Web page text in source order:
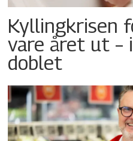
Kyllingkrisen
vare året ut –
doblet